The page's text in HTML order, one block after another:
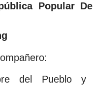
Popular
del Pueblo y